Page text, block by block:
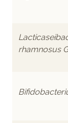
rhamnosus